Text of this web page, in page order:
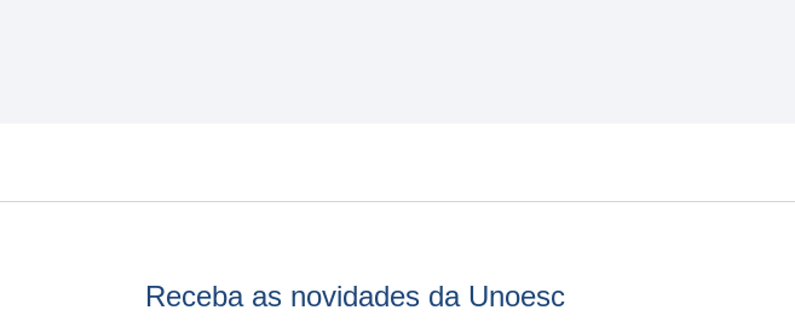
Receba as novidades da Unoesc